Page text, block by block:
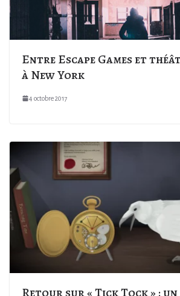
Entre Escape Games et
à New York
4 octobre 2017